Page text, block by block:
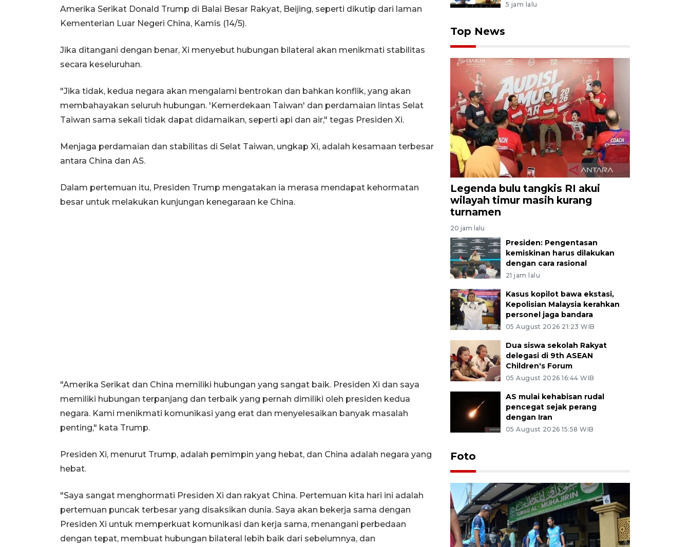
Amerika Serikat Donald Trump di Balai Besar Rakyat, Beijing, seperti dikutip dari laman
Kementerian Luar Negeri China, Kamis (14/5).
Jika ditangani dengan benar, Xi menyebut hubungan bilateral akan menikmati stabilitas
secara keseluruhan.
"Jika tidak, kedua negara akan mengalami bentrokan dan bahkan konflik, yang akan
membahayakan seluruh hubungan. 'Kemerdekaan Taiwan' dan perdamaian lintas Selat
Taiwan sama sekali tidak dapat didamaikan, seperti api dan air," tegas Presiden Xi.
Menjaga perdamaian dan stabilitas di Selat Taiwan, ungkap Xi, adalah kesamaan terbesar
antara China dan AS.
Dalam pertemuan itu, Presiden Trump mengatakan ia merasa mendapat kehormatan
besar untuk melakukan kunjungan kenegaraan ke China.
"Amerika Serikat dan China memiliki hubungan yang sangat baik. Presiden Xi dan saya
memiliki hubungan terpanjang dan terbaik yang pernah dimiliki oleh presiden kedua
negara. Kami menikmati komunikasi yang erat dan menyelesaikan banyak masalah
penting," kata Trump.
Presiden Xi, menurut Trump, adalah pemimpin yang hebat, dan China adalah negara yang
hebat.
"Saya sangat menghormati Presiden Xi dan rakyat China. Pertemuan kita hari ini adalah
pertemuan puncak terbesar yang disaksikan dunia. Saya akan bekerja sama dengan
Presiden Xi untuk memperkuat komunikasi dan kerja sama, menangani perbedaan
dengan tepat, membuat hubungan bilateral lebih baik dari sebelumnya, dan
5 jam lalu
Top News
Legenda bulu tangkis RI akui
wilayah timur masih kurang
turnamen
20 jam lalu
Presiden: Pengentasan
kemiskinan harus dilakukan
dengan cara rasional
21 jam lalu
Kasus kopilot bawa ekstasi,
Kepolisian Malaysia kerahkan
personel jaga bandara
05 August 2026 21:23 WIB
Dua siswa sekolah Rakyat
delegasi di 9th ASEAN
Children's Forum
05 August 2026 16:44 WIB
AS mulai kehabisan rudal
pencegat sejak perang
dengan Iran
05 August 2026 15:58 WIB
Foto